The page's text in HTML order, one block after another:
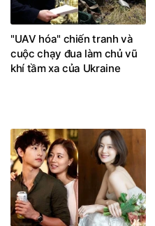
"UAV hóa" chiến tranh và
cuộc chạy đua làm chủ vũ
khí tầm xa của Ukraine